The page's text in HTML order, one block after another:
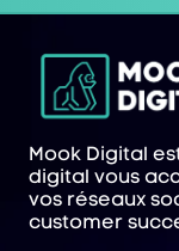
Mook Digital
digital vous
vos réseaux
customer